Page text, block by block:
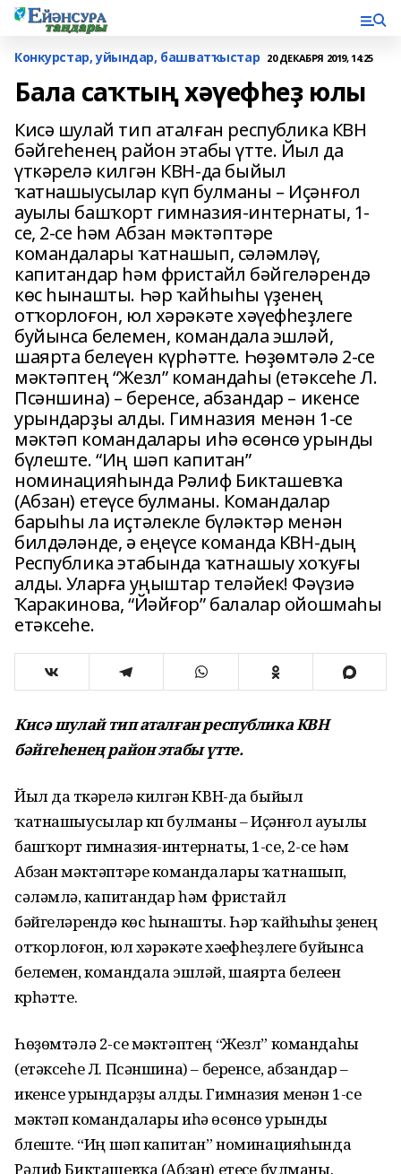
Конкурстар, уйындар, башватҡыстар 20 ДЕКАБРЯ 2019, 14:25
Бала саҡтың хәүефһеҙ юлы
Кисә шулай тип аталған республика КВН
бәйгеһенең район этабы үтте. Йыл да
үткәрелә килгән КВН-да быйыл
ҡатнашыусылар күп булманы – Иҫәнғол
ауылы башҡорт гимназия-интернаты, 1-
се, 2-се һәм Абзан мәктәптәре
командалары ҡатнашып, сәләмләү,
капитандар һәм фристайл бәйгеләрендә
көс һынашты. Һәр ҡайһыһы үҙенең
отҡорлоғон, юл хәрәкәте хәүефһеҙлеге
буйынса белемен, командала эшләй,
шаярта белеүен күрһәтте. Һөҙөмтәлә 2-се
мәктәптең “Жезл” командаһы (етәксеһе Л.
Псәншина) – беренсе, абзандар – икенсе
урындарҙы алды. Гимназия менән 1-се
мәктәп командалары иһә өсөнсө урынды
бүлеште. “Иң шәп капитан”
номинацияһында Рәлиф Бикташевҡа
(Абзан) етеүсе булманы. Командалар
барыһы ла иҫтәлекле бүләктәр менән
билдәләнде, ә еңеүсе команда КВН-дың
Республика этабында ҡатнашыу хоҡуғы
алды. Уларға уңыштар теләйек! Фәүзиә
Ҡаракинова, “Йәйғор” балалар ойошмаһы
етәксеһе.
Кисә шулай тип аталған республика КВН
бәйгеһенең район этабы үтте.
Йыл да үткәрелә килгән КВН-да быйыл
ҡатнашыусылар күп булманы – Иҫәнғол ауылы
башҡорт гимназия-интернаты, 1-се, 2-се һәм
Абзан мәктәптәре командалары ҡатнашып,
сәләмләү, капитандар һәм фристайл
бәйгеләрендә көс һынашты. Һәр ҡайһыһы үҙенең
отҡорлоғон, юл хәрәкәте хәүефһеҙлеге буйынса
белемен, командала эшләй, шаярта белеүен
күрһәтте.
Һөҙөмтәлә 2-се мәктәптең “Жезл” командаһы
(етәксеһе Л. Псәншина) – беренсе, абзандар –
икенсе урындарҙы алды. Гимназия менән 1-се
мәктәп командалары иһә өсөнсө урынды
бүлеште. “Иң шәп капитан” номинацияһында
Рәлиф Бикташевҡа (Абзан) етеүсе булманы.